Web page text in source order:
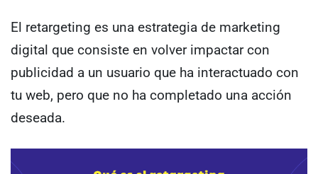
El retargeting es una estrategia de marketing
digital que consiste en volver impactar con
publicidad a un usuario que ha interactuado con
tu web, pero que no ha completado una acción
deseada.